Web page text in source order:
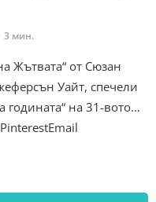
3 мин.
Жътвата“ от Сюзан
Уайт, спечели
годината“ на 31-вото…